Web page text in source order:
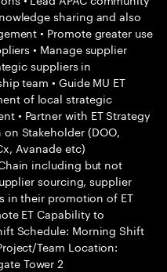
sharing and also
• Promote greater use
• Manage supplier
suppliers in
team • Guide MU ET
of local strategic
• Partner with ET Strategy
Stakeholder (DOO,
Avanade etc)
including but not
sourcing, supplier
in their promotion of ET
ET Capability to
Schedule: Morning Shift
Team Location:
Tower 2